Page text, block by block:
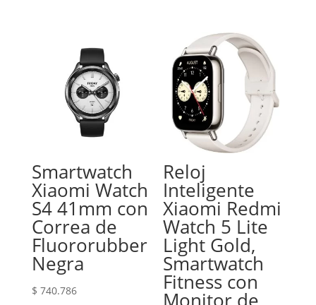
Smartwatch
Xiaomi Watch
S4 41mm con
Correa de
Fluororubber
Negra
$ 740.786
Reloj
Inteligente
Xiaomi Redmi
Watch 5 Lite
Light Gold,
Smartwatch
Fitness con